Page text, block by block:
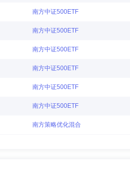
南方中证500ETF
南方中证500ETF
南方中证500ETF
南方中证500ETF
南方中证500ETF
南方中证500ETF
南方策略优化混合